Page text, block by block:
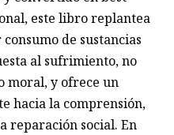
este libro replantea
de sustancias
al sufrimiento, no
moral, y ofrece un
hacia la comprensión,
reparación social. En